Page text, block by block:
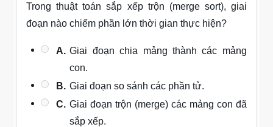
Trong thuật toán sắp xếp trộn (merge sort), giai
đoạn nào chiếm phần lớn thời gian thực hiện?
A. Giai đoạn chia mảng thành các mảng
con.
B. Giai đoạn so sánh các phần tử.
C. Giai đoạn trộn (merge) các mảng con đã
sắp xếp.